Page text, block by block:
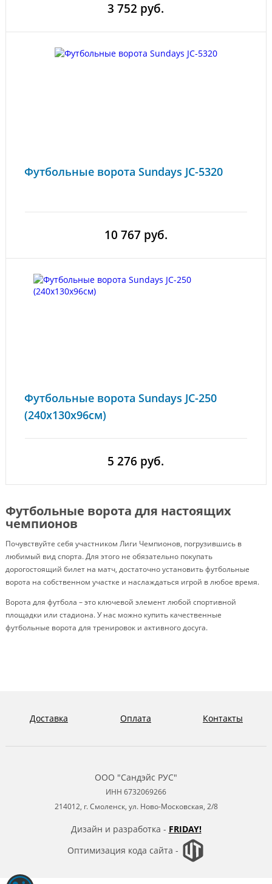
3 752 руб.
Футбольные ворота Sundays JC-5320
10 767 руб.
Футбольные ворота Sundays JC-250
(240x130x96см)
5 276 руб.
Футбольные ворота для настоящих
чемпионов
Почувствуйте себя участником Лиги Чемпионов, погрузившись в
любимый вид спорта. Для этого не обязательно покупать
дорогостоящий билет на матч, достаточно установить футбольные
ворота на собственном участке и наслаждаться игрой в любое время.
Ворота для футбола – это ключевой элемент любой спортивной
площадки или стадиона. У нас можно купить качественные
футбольные ворота для тренировок и активного досуга.
ООО "Сандэйс РУС"
ИНН 6732069266
214012, г. Смоленск, ул. Ново-Московская, 2/8
Дизайн и разработка - FRIDAY!
Оптимизация кода сайта -
Доставка Оплата Контакты